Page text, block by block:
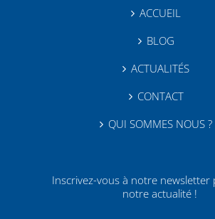
ACCUEIL
BLOG
ACTUALITÉS
CONTACT
QUI SOMMES NOUS ?
Inscrivez-vous à notre newsletter
notre actualité !